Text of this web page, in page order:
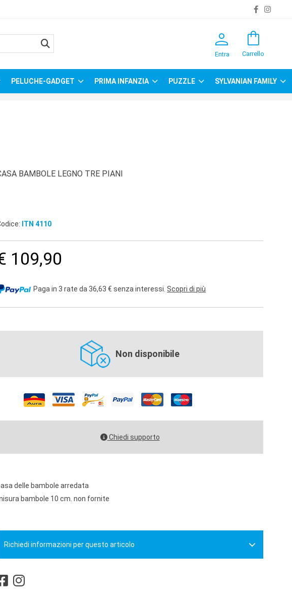
person
Entra
shopping_bag
Carrello
PELUCHE-GADGET PRIMA INFANZIA PUZZLE SYLVANIAN FAMILY
BAMBOLE LEGNO TRE PIANI
ITN 4110
109,90
Paga in 3 rate da 36,63 € senza interessi.Scopri di più
Non disponibile
Chiedi supporto
delle bambole arredata
bambole 10 cm. non fornite
Richiedi informazioni per questo articolo